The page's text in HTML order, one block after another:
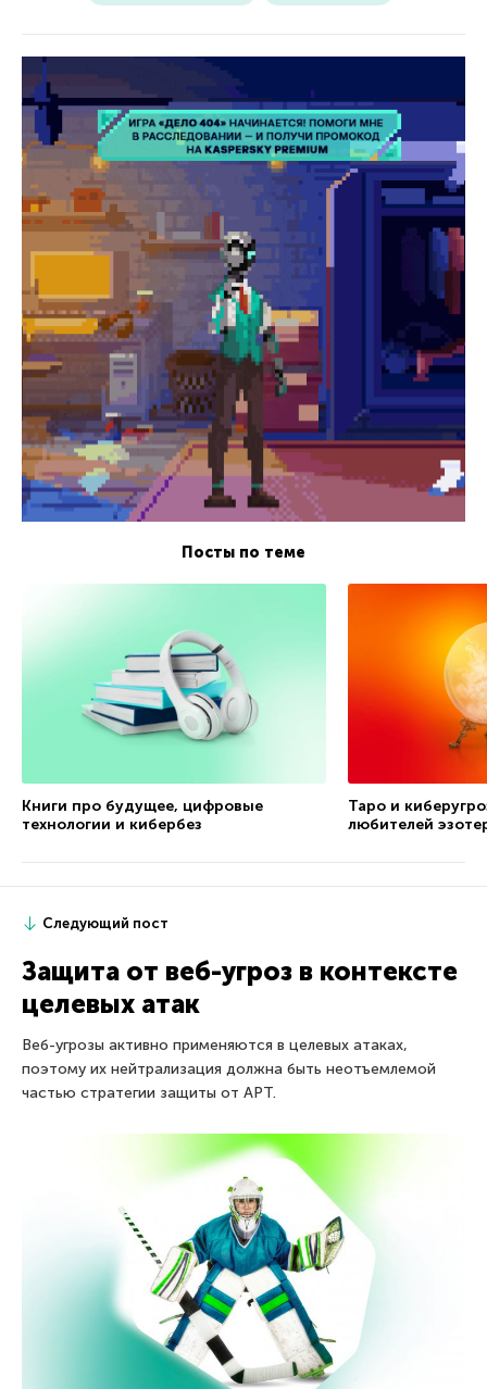
Посты по теме
Книги про будущее, цифровые
технологии и кибербез
Таро и
любителей
Следующий пост
Защита от веб-угроз в контексте
целевых атак
Веб-угрозы активно применяются в целевых атаках,
поэтому их нейтрализация должна быть неотъемлемой
частью стратегии защиты от APT.